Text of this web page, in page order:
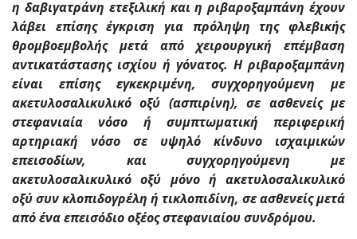
η δαβιγατράνη ετεξιλική και η ριβαροξαμπάνη έχουν
λάβει επίσης έγκριση για πρόληψη της φλεβικής
θρομβοεμβολής μετά από χειρουργική επέμβαση
αντικατάστασης ισχίου ή γόνατος. Η ριβαροξαμπάνη
είναι επίσης εγκεκριμένη, συγχορηγούμενη με
ακετυλοσαλικυλικό οξύ (ασπιρίνη), σε ασθενείς με
στεφανιαία νόσο ή συμπτωματική περιφερική
αρτηριακή νόσο σε υψηλό κίνδυνο ισχαιμικών
επεισοδίων, και συγχορηγούμενη με
ακετυλοσαλικυλικό οξύ μόνο ή ακετυλοσαλικυλικό
οξύ συν κλοπιδογρέλη ή τικλοπιδίνη, σε ασθενείς μετά
από ένα επεισόδιο οξέος στεφανιαίου συνδρόμου.